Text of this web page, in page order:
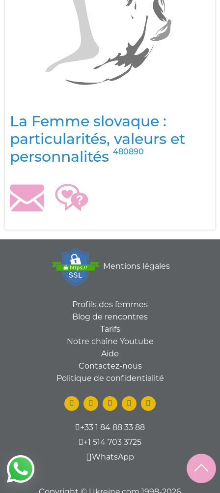
La Femme slovaque :
particularités, valeurs et
personnalités 480890
Mentions légales
Profils des femmes
Blog de rencontres
Tarifs
Notre chaîne Youtube
Aide
Contactez-nous
Politique de confidentialité
+33 1 84 88 33 88
+1 514 703 3725
WhatsApp